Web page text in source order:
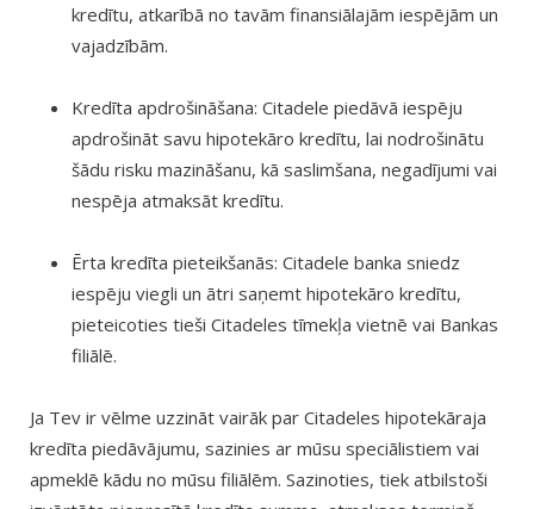
kredītu, atkarībā no tavām finansiālajām iespējām un
vajadzībām.
Kredīta apdrošināšana: Citadele piedāvā iespēju
apdrošināt savu hipotekāro kredītu, lai nodrošinātu
šādu risku mazināšanu, kā saslimšana, negadījumi vai
nespēja atmaksāt kredītu.
Ērta kredīta pieteikšanās: Citadele banka sniedz
iespēju viegli un ātri saņemt hipotekāro kredītu,
pieteicoties tieši Citadeles tīmekļa vietnē vai Bankas
filiālē.
Ja Tev ir vēlme uzzināt vairāk par Citadeles hipotekāraja
kredīta piedāvājumu, sazinies ar mūsu speciālistiem vai
apmeklē kādu no mūsu filiālēm. Sazinoties, tiek atbilstoši